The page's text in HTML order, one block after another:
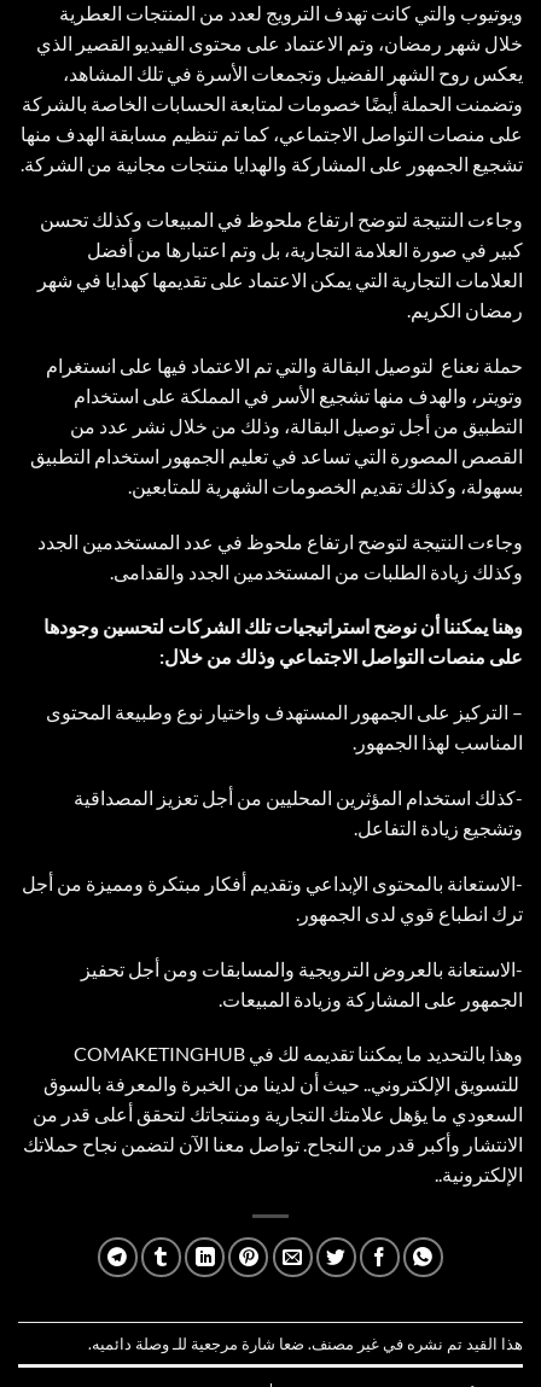
ويوتيوب والتي كانت تهدف الترويج لعدد من المنتجات العطرية
خلال شهر رمضان، وتم الاعتماد على محتوى الفيديو القصير الذي
يعكس روح الشهر الفضيل وتجمعات الأسرة في تلك المشاهد،
وتضمنت الحملة أيضًا خصومات لمتابعة الحسابات الخاصة بالشركة
على منصات التواصل الاجتماعي، كما تم تنظيم مسابقة الهدف منها
تشجيع الجمهور على المشاركة والهدايا منتجات مجانية من الشركة.
وجاءت النتيجة لتوضح ارتفاع ملحوظ في المبيعات وكذلك تحسن
كبير في صورة العلامة التجارية، بل وتم اعتبارها من أفضل
العلامات التجارية التي يمكن الاعتماد على تقديمها كهدايا في شهر
رمضان الكريم.
حملة نعناع لتوصيل البقالة والتي تم الاعتماد فيها على انستغرام
وتويتر، والهدف منها تشجيع الأسر في المملكة على استخدام
التطبيق من أجل توصيل البقالة، وذلك من خلال نشر عدد من
القصص المصورة التي تساعد في تعليم الجمهور استخدام التطبيق
بسهولة، وكذلك تقديم الخصومات الشهرية للمتابعين.
وجاءت النتيجة لتوضح ارتفاع ملحوظ في عدد المستخدمين الجدد
وكذلك زيادة الطلبات من المستخدمين الجدد والقدامى.
وهنا يمكننا أن نوضح استراتيجيات تلك الشركات لتحسين وجودها
على منصات التواصل الاجتماعي وذلك من خلال:
– التركيز على الجمهور المستهدف واختيار نوع وطبيعة المحتوى
المناسب لهذا الجمهور.
-كذلك استخدام المؤثرين المحليين من أجل تعزيز المصداقية
وتشجيع زيادة التفاعل.
-الاستعانة بالمحتوى الإبداعي وتقديم أفكار مبتكرة ومميزة من أجل
ترك انطباع قوي لدى الجمهور.
-الاستعانة بالعروض الترويجية والمسابقات ومن أجل تحفيز
الجمهور على المشاركة وزيادة المبيعات.
وهذا بالتحديد ما يمكننا تقديمه لك في COMAKETINGHUB
للتسويق الإلكتروني.. حيث أن لدينا من الخبرة والمعرفة بالسوق
السعودي ما يؤهل علامتك التجارية ومنتجاتك لتحقق أعلى قدر من
الانتشار وأكبر قدر من النجاح. تواصل معنا الآن لتضمن نجاح حملاتك
الإلكترونية..
هذا القيد تم نشره في غير مصنف. ضعا شارة مرجعية للـوصلة دائميه.